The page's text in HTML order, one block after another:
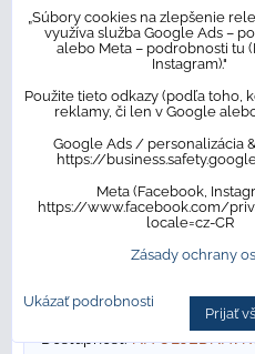
s DPH/ ks
s DPH / ks
58,58 €s DPH Zľava 20%
Dostupnosť:NA
„Súbory cookies na zlepšenie
využíva služba Google Ads –
alebo Meta – podrobnosti tu
Instagram)."
Použite tieto odkazy (podľa toho,
reklamy, či len v Google
Google Ads / personalizácia
https://
Meta (Facebook,
https://www.facebook.com/
locale=cz-CR
Zásady ochrany
Ukázať podrobnosti
Prijať